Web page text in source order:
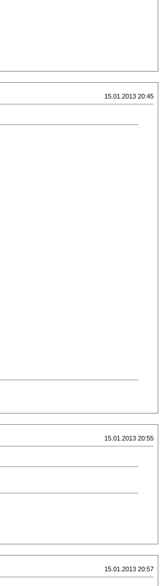
15.01.2013 20:45
15.01.2013 20:55
15.01.2013 20:57